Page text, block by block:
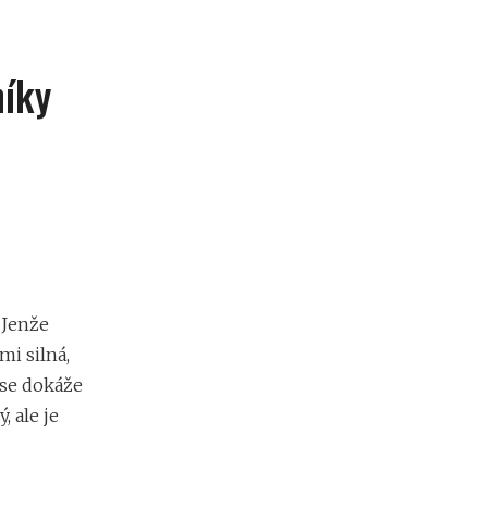
silná,
dokáže
ale je